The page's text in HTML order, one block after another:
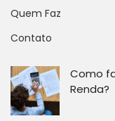
Quem Faz
Contato
Como
Renda?